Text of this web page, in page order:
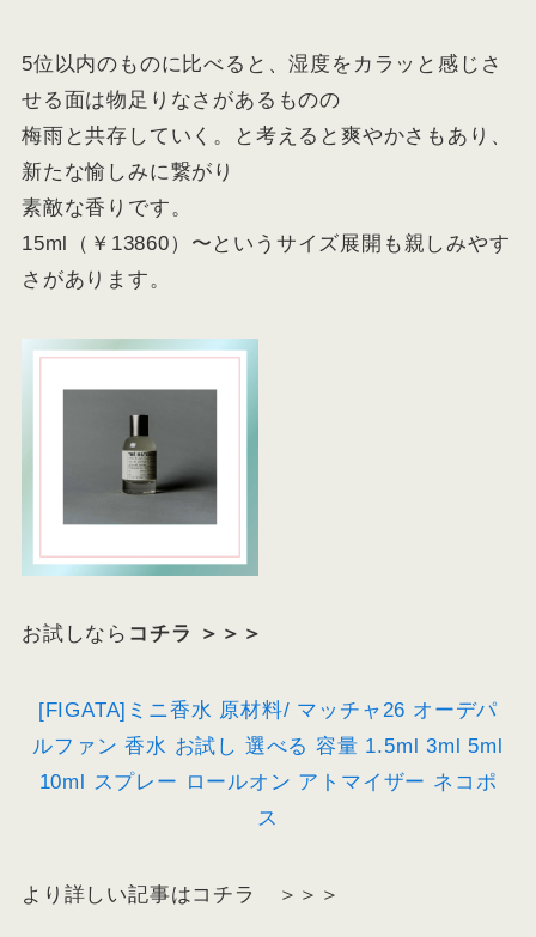
5位以内のものに比べると、湿度をカラッと感じさ
せる面は物足りなさがあるものの
梅雨と共存していく。と考えると爽やかさもあり、
新たな愉しみに繋がり
素敵な香りです。
15ml（￥13860）〜というサイズ展開も親しみやす
さがあります。
お試しなら コチラ ＞＞＞
[FIGATA]ミニ香水 原材料/ マッチャ26 オーデパ
ルファン 香水 お試し 選べる 容量 1.5ml 3ml 5ml
10ml スプレー ロールオン アトマイザー ネコポ
ス
より詳しい記事はコチラ ＞＞＞